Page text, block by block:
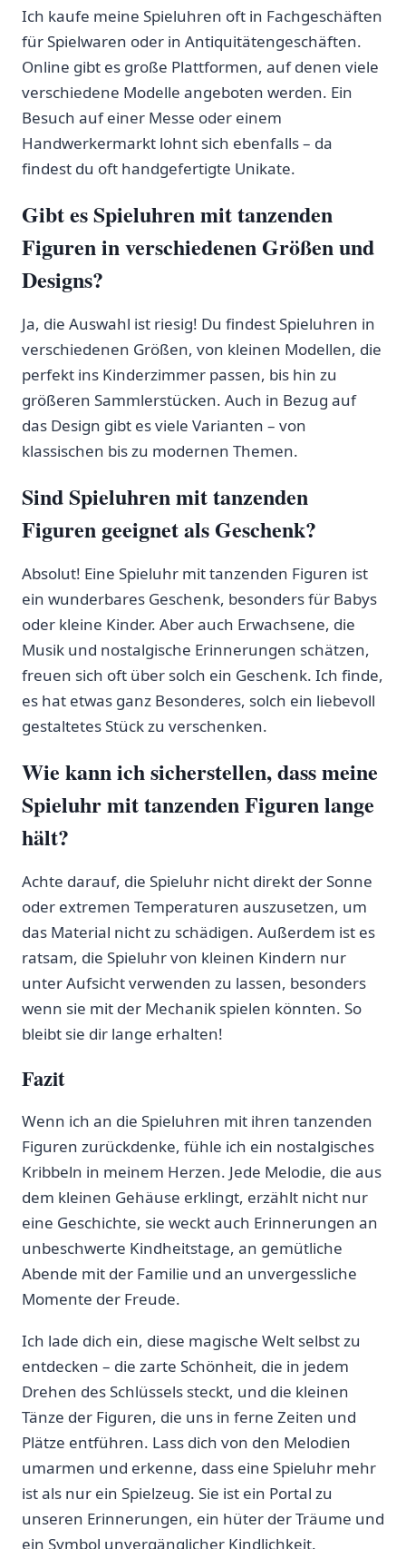
Ich⁣ kaufe⁢ meine Spieluhren oft in Fachgeschäften
für ⁣Spielwaren oder in Antiquitätengeschäften.‌
Online gibt es große Plattformen, auf denen viele
verschiedene Modelle angeboten werden. Ein
Besuch auf einer Messe oder‍ einem
Handwerkermarkt ⁣lohnt ​sich ebenfalls –‍ da
findest du oft handgefertigte Unikate.
Gibt ⁢es Spieluhren ‌mit tanzenden
Figuren in‍ verschiedenen ​Größen und
Designs?
Ja, die Auswahl ist​ riesig! Du findest Spieluhren in
verschiedenen Größen, von ‌kleinen Modellen, die
⁣perfekt ins Kinderzimmer passen, bis hin zu
größeren Sammlerstücken. Auch in⁤ Bezug ‍auf
das Design gibt‍ es viele Varianten – von
klassischen bis zu modernen Themen.
Sind Spieluhren mit tanzenden
Figuren geeignet als Geschenk?
Absolut! Eine ⁢Spieluhr ⁢mit tanzenden Figuren ist
ein wunderbares Geschenk, besonders für​ Babys
⁤oder ⁣kleine⁢ Kinder. Aber auch ⁣Erwachsene, die
Musik und nostalgische Erinnerungen schätzen,⁤
freuen sich oft über solch ein‍ Geschenk. ⁢Ich finde,
es hat etwas ganz Besonderes, solch ein liebevoll
gestaltetes Stück ‍zu ‌verschenken.
Wie⁢ kann ⁣ich sicherstellen, dass meine
Spieluhr mit tanzenden Figuren lange
hält?
Achte darauf,​ die Spieluhr nicht ⁢direkt der Sonne
oder ⁤extremen Temperaturen auszusetzen, um
das Material nicht zu schädigen. Außerdem ist es
ratsam, die ⁢Spieluhr von kleinen Kindern nur‍
unter Aufsicht verwenden‌ zu lassen,‍ besonders
wenn sie mit der Mechanik spielen könnten. So
bleibt​ sie dir ⁤lange erhalten!
Fazit
Wenn ich an die Spieluhren mit ihren tanzenden
Figuren ⁢zurückdenke,⁣ fühle ich ‌ein⁢ nostalgisches‍
Kribbeln ​in meinem Herzen. Jede Melodie, die aus
dem kleinen Gehäuse erklingt, ⁢erzählt nicht nur
⁤eine ⁤Geschichte, sie ⁤weckt auch Erinnerungen an
unbeschwerte Kindheitstage,​ an gemütliche
Abende mit der Familie und ‌an unvergessliche
Momente der Freude.
Ich ⁣lade dich ein, diese‍ magische Welt selbst zu
‍entdecken ⁤– die zarte ⁣Schönheit, ‍die in⁢ jedem
Drehen​ des⁤ Schlüssels steckt, ⁢und die kleinen
Tänze der Figuren, die uns in⁤ ferne Zeiten und
Plätze entführen.⁣ Lass dich von den ‍Melodien
umarmen und erkenne, dass eine Spieluhr mehr
ist als nur ein Spielzeug. Sie‌ ist⁣ ein Portal⁢ zu
unseren⁤ Erinnerungen, ein hüter der Träume und
ein Symbol unvergänglicher‌ Kindlichkeit. ‌